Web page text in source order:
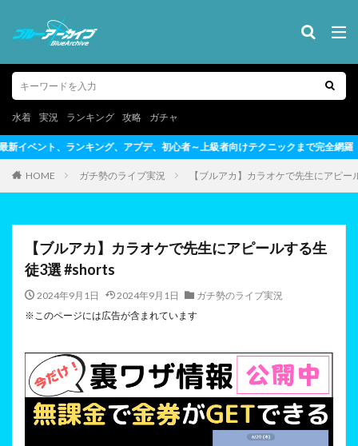
水着 実況 ランキング 攻略 ガチャ
心者～上級者向けテクニックまで完全網羅
HOME ガチ勢のライブ実況 【ブルアカ】カラオケで先生にアピ
【ブルアカ】カラオケで先生にアピールする生
徒3選 #shorts
2024年9月1日 2024年9月1日
ガチ勢のライブ実況
※このページには広告が含まれています